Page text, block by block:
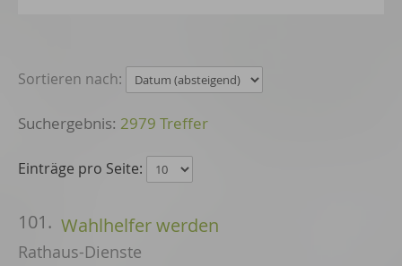
Sortieren nach:
2979 Treffer
Einträge pro Seite:
101. Wahlhelfer werden
Rathaus-Dienste